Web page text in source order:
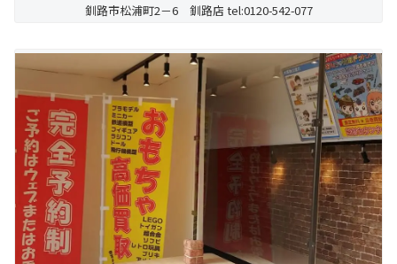
釧路市松浦町2－6 釧路店 tel:0120-542-077